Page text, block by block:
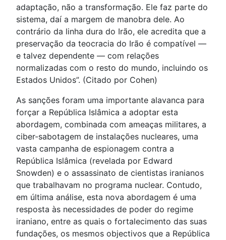
adaptação, não a transformação. Ele faz parte do
sistema, daí a margem de manobra dele. Ao
contrário da linha dura do Irão, ele acredita que a
preservação da teocracia do Irão é compatível —
e talvez dependente — com relações
normalizadas com o resto do mundo, incluindo os
Estados Unidos”. (Citado por Cohen)
As sanções foram uma importante alavanca para
forçar a República Islâmica a adoptar esta
abordagem, combinada com ameaças militares, a
ciber-sabotagem de instalações nucleares, uma
vasta campanha de espionagem contra a
República Islâmica (revelada por Edward
Snowden) e o assassinato de cientistas iranianos
que trabalhavam no programa nuclear. Contudo,
em última análise, esta nova abordagem é uma
resposta às necessidades de poder do regime
iraniano, entre as quais o fortalecimento das suas
fundações, os mesmos objectivos que a República